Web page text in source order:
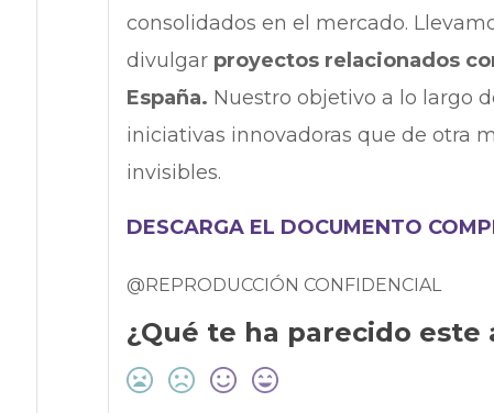
consolidados en el mercado.
divulgar proyectos relacionados
España. Nuestro objetivo a lo largo
iniciativas innovadoras que de otra
invisibles.
DESCARGA EL DOCUMENTO
@REPRODUCCIÓN CONFIDENCIAL
¿Qué te ha parecido este